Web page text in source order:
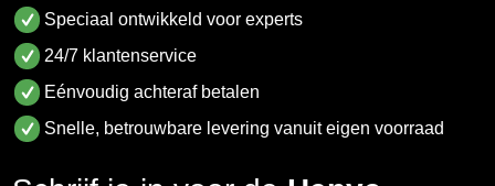
Speciaal ontwikkeld voor experts
24/7 klantenservice
Eénvoudig achteraf betalen
Snelle, betrouwbare levering vanuit eigen voorraad